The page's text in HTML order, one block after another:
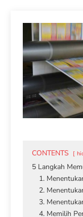
CONTENTS
5 Langkah
1.
2.
3.
4. Memilih